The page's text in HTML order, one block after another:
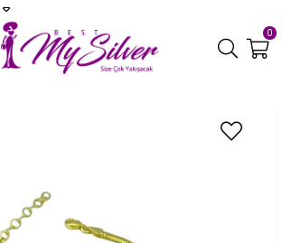
0
Kadın Gümüş Mineli Yassı Zincir Bileklik